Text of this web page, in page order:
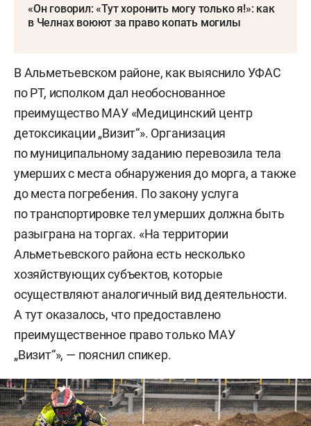
«Он говорил: «Тут хоронить могу только я!»: как
в Челнах воюют за право копать могилы
В Альметьевском районе, как выяснило УФАС
по РТ, исполком дал необоснованное
преимущество МАУ «Медицинский центр
детоксикации „Визит“». Организация
по муниципальному заданию перевозила тела
умерших с места обнаружения до морга, а также
до места погребения. По закону услуга
по транспортировке тел умерших должна быть
разыграна на торгах. «На территории
Альметьевского района есть несколько
хозяйствующих субъектов, которые
осуществляют аналогичный вид деятельности.
А тут оказалось, что предоставлено
преимущественное право только МАУ
„Визит“», — пояснил спикер.